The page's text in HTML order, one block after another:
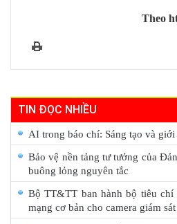
Theo
TIN ĐỌC NHIỀU
AI trong báo chí: Sáng tạo và
Bảo vệ nền tảng tư tưởng của
buông lỏng nguyên tắc
Bộ TT&TT ban hành bộ tiêu chí
mạng cơ bản cho camera giám sát